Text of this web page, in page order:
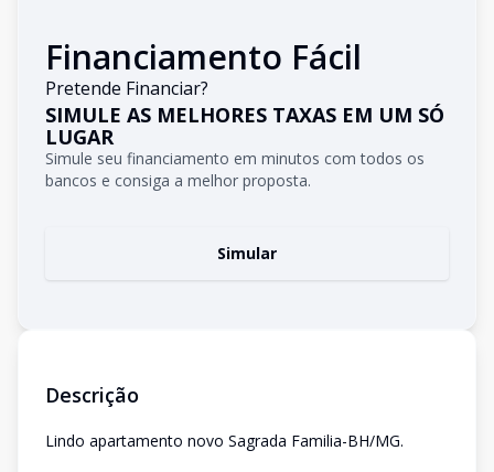
Financiamento Fácil
Pretende Financiar?
SIMULE AS MELHORES TAXAS EM UM SÓ
LUGAR
Simule seu financiamento em minutos com todos os
bancos e consiga a melhor proposta.
Simular
Descrição
Lindo apartamento novo Sagrada Familia-BH/MG.